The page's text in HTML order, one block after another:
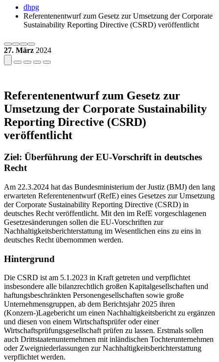
dhpg
Referentenentwurf zum Gesetz zur Umsetzung der Corporate
Sustainability Reporting Directive (CSRD) veröffentlicht
27. März 2024
Referentenentwurf zum Gesetz zur
Umsetzung der Corporate Sustainability
Reporting Directive (CSRD)
veröffentlicht
Ziel: Überführung der EU-Vorschrift in deutsches
Recht
Am 22.3.2024 hat das Bundesministerium der Justiz (BMJ) den lang
erwarteten Referentenentwurf (RefE) eines Gesetzes zur Umsetzung
der Corporate Sustainability Reporting Directive (CSRD) in
deutsches Recht veröffentlicht. Mit den im RefE vorgeschlagenen
Gesetzesänderungen sollen die EU-Vorschriften zur
Nachhaltigkeitsberichterstattung im Wesentlichen eins zu eins in
deutsches Recht übernommen werden.
Hintergrund
Die CSRD ist am 5.1.2023 in Kraft getreten und verpflichtet
insbesondere alle bilanzrechtlich großen Kapitalgesellschaften und
haftungsbeschränkten Personengesellschaften sowie große
Unternehmensgruppen, ab dem Berichtsjahr 2025 ihren
(Konzern-)Lagebericht um einen Nachhaltigkeitsbericht zu ergänzen
und diesen von einem Wirtschaftsprüfer oder einer
Wirtschaftsprüfungsgesellschaft prüfen zu lassen. Erstmals sollen
auch Drittstaatenunternehmen mit inländischen Tochterunternehmen
oder Zweigniederlassungen zur Nachhaltigkeitsberichterstattung
verpflichtet werden.